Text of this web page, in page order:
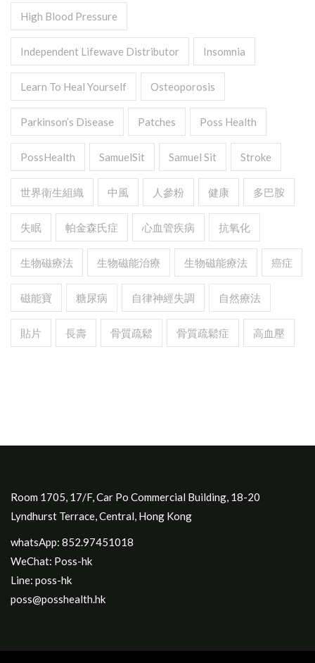
High Blood Pressure
Independent Lifewave Distributor Insomnia
Learn To Heal Yourself Osteoporosis
Parkinson’s Disease Patches Poss Health
PossHealth SamuelSit Samuel Sit Stroke
世界衛生組織 中風 人參粉 健康 多巴胺
失眠 帕金森氏症 心血管疾病 抗氧化
生物磁療法 生物磁能治療 生物磁能療法 癌症
磁能寶 糖尿病 自律神經失調 自然療法
貼片 長壽 骨質疏鬆 骨質疏鬆症 高血壓
Room 1705, 17/F, Car Po Commercial Building, 18-20
Lyndhurst Terrace, Central, Hong Kong
whatsApp: 852.97451018
WeChat: Poss-hk
Line: poss-hk
poss@posshealth.hk